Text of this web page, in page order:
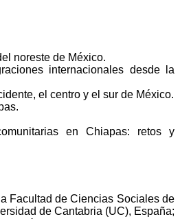
noreste de México.
internacionales desde la
el centro y el sur de México.
en Chiapas: retos y
Facultad de Ciencias Sociales de
de Cantabria (UC), España;